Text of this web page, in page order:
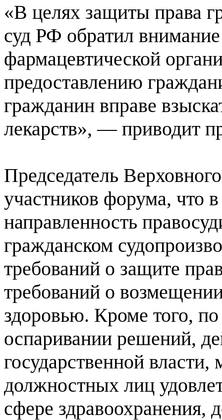
«В целях защиты права
суд РФ обратил
фармацевтической
предоставлению
гражданин вправе
лекарств», — приводит
Председатель
участников форума, что
направленность
гражданском
требований о защите
требований о
здоровью. Кроме того,
оспаривании решений,
государственной
должностных лиц
сфере здравоохранения,